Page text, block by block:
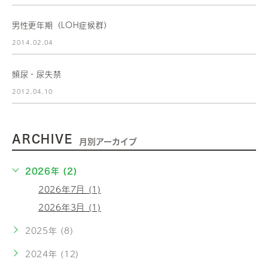
男性更年期（LOH症候群）
2014.02.04
頻尿・尿失禁
2012.04.10
ARCHIVE 月別アーカイブ
2026年 (2)
2026年7月 (1)
2026年3月 (1)
2025年 (8)
2024年 (12)